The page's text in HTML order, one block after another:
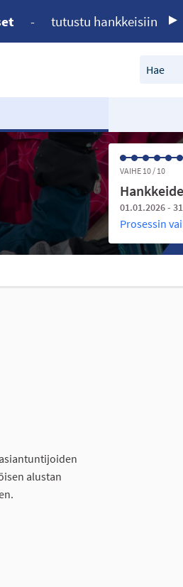
- tutustu hankkeisiin
Hae
VAIHE 10 / 10
01.01.2026 -
Prosessin
alustan